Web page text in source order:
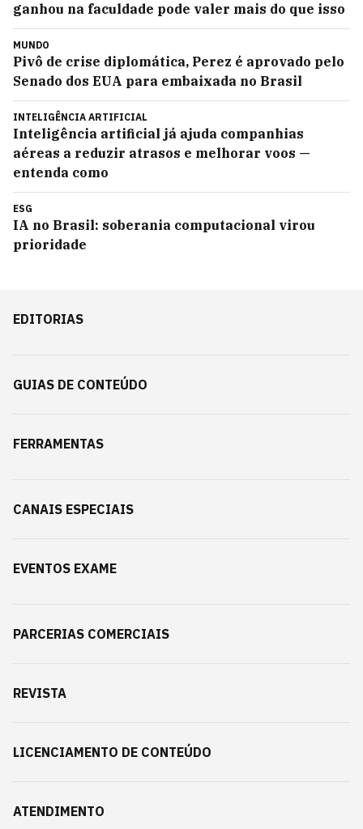
ganhou na faculdade pode valer mais do que isso
MUNDO
Pivô de crise diplomática, Perez é aprovado pelo
Senado dos EUA para embaixada no Brasil
INTELIGÊNCIA ARTIFICIAL
Inteligência artificial já ajuda companhias
aéreas a reduzir atrasos e melhorar voos —
entenda como
ESG
IA no Brasil: soberania computacional virou
prioridade
EDITORIAS
GUIAS DE CONTEÚDO
FERRAMENTAS
CANAIS ESPECIAIS
EVENTOS EXAME
PARCERIAS COMERCIAIS
REVISTA
LICENCIAMENTO DE CONTEÚDO
ATENDIMENTO